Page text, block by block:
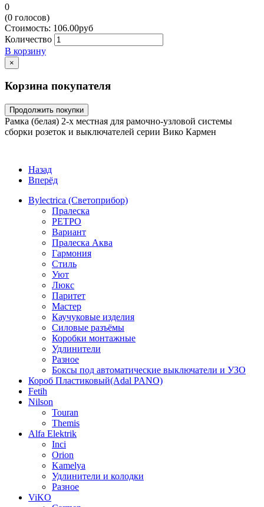
0
(0 голосов)
Стоимость: 106.00руб
Количество
В корзину
×
Корзина покупателя
Продолжить покупки
Рамка (белая) 2-х местная для рамочно-узловой системы
сборки розеток и выключателей серии Вико Кармен
Назад
Вперёд
Bylectrica (Светоприбор)
Пралеска
РЕТРО
Вариант
Пралеска Аква
Гармония
Стиль
Уют
Люкс
Паритет
Мастер
Каучуковые изделия
Силовые разъёмы
Коробки монтажные
Удлинители
Разное
Боксы под автоматические выключатели и УЗО
Короб Пластиковый(Adal PANO)
Fetih
Nilson
Touran
Themis
Alfa Elektrik
Inci
Orion
Kamelya
Удлинители и колодки
Разное
ViKO